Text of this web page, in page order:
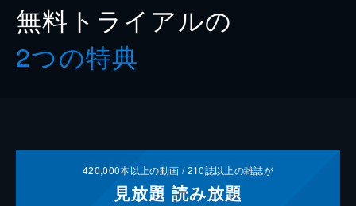
無料トライアルの
2つの特典
420,000本以上の動画 /210誌以上の雑誌が
見放題 読み放題